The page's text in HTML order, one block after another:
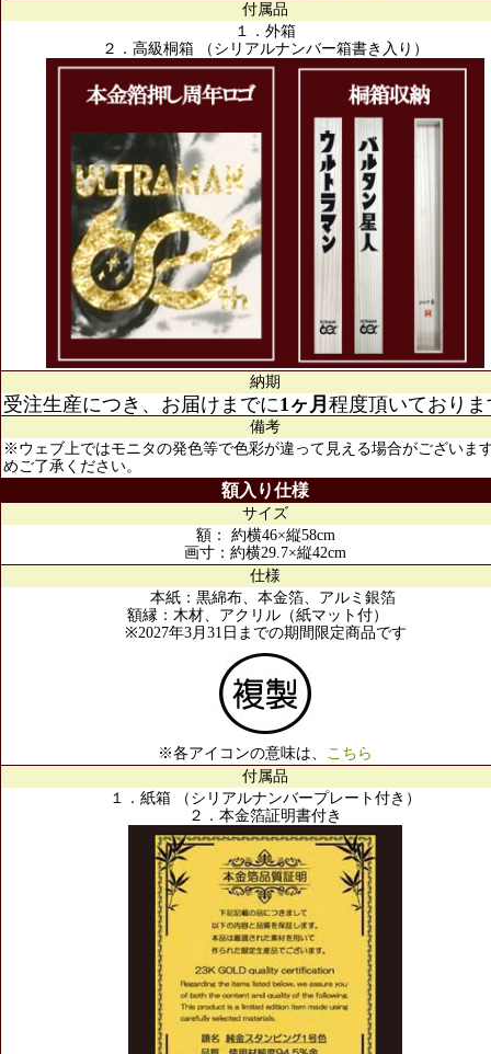
付属品
１．外箱
２．高級桐箱 （シリアルナンバー箱書き入り）
納期
受注生産につき、お届けまでに1ヶ月 程度頂いておりま
備考
※ウェブ上ではモニタの発色等で色彩が違って見える場合がございま
めご了承ください。
額入り仕様
サイズ
額： 約横46×縦58cm
画寸：約横29.7×縦42cm
仕様
本紙：黒綿布、本金箔、アルミ銀箔
額縁：木材、アクリル（紙マット付）
※2027年3月31日までの期間限定商品です
※各アイコンの意味は、 こちら
付属品
１．紙箱 （シリアルナンバープレート付き）
２．本金箔証明書付き